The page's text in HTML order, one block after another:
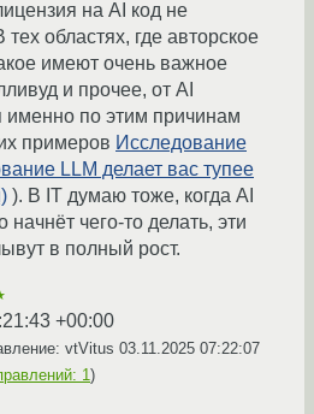
на AI код не
областях, где авторское
имеют очень важное
и прочее, от AI
именно по этим причинам
примеров Исследование
LLM делает вас тупее
). В IT думаю тоже, когда AI
начнёт чего-то делать, эти
в полный рост.
+00:00
vtVitus 03.11.2025 07:22:07
1)